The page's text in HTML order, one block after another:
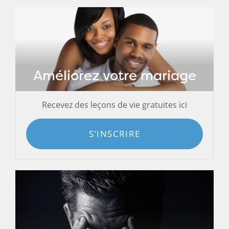
Améliorez votre mariage
Recevez des leçons de vie gratuites ici
S'INSCRIRE